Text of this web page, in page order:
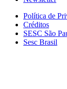
Política de
Créditos
SESC São
Sesc Brasil